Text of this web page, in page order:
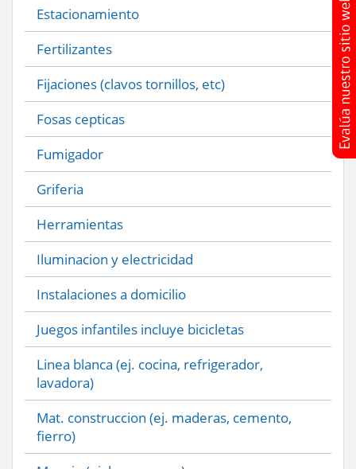
Estacionamiento
Fertilizantes
Fijaciones (clavos tornillos, etc)
Fosas cepticas
Fumigador
Griferia
Herramientas
Iluminacion y electricidad
Instalaciones a domicilio
Juegos infantiles incluye bicicletas
Linea blanca (ej. cocina, refrigerador,
lavadora)
Mat. construccion (ej. maderas, cemento,
fierro)